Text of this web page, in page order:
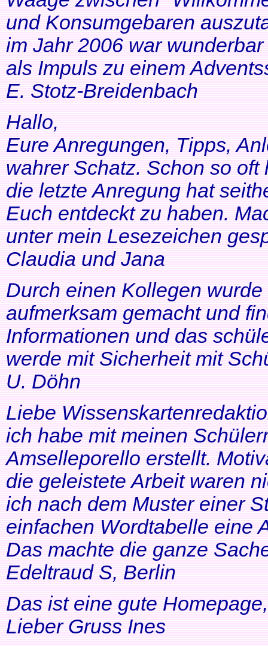
und Konsumgebaren
im Jahr 2006 war
als Impuls zu einem
E. Stotz-Breidenbach
Hallo,
Eure Anregungen, Tipps,
wahrer Schatz. Schon so
die letzte Anregung hat
Euch entdeckt zu haben.
unter mein Lesezeichen
Claudia und Jana
Durch einen Kollegen
aufmerksam gemacht und
Informationen und das
werde mit Sicherheit mit
U. Döhn
Liebe
ich habe mit meinen
Amselleporello erstellt.
die geleistete Arbeit waren
ich nach dem Muster einer
einfachen Wordtabelle eine
Das machte die ganze
Edeltraud S, Berlin
Das ist eine gute
Lieber Gruss Ines